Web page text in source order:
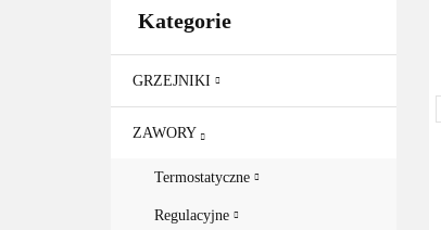
Kategorie
GRZEJNIKI
ZAWORY
Termostatyczne
Regulacyjne